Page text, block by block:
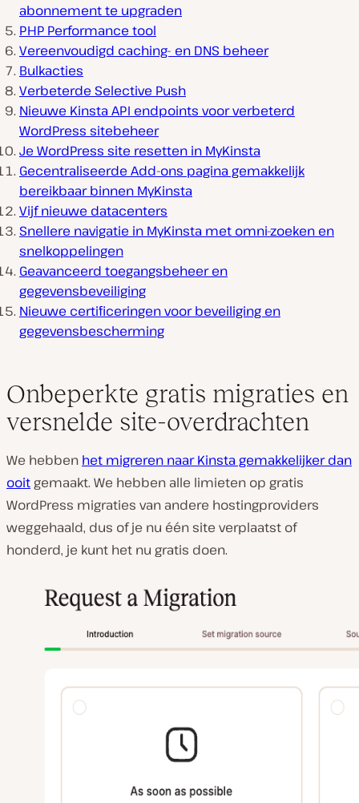
abonnement te upgraden
PHP Performance tool
Vereenvoudigd caching- en DNS beheer
Bulkacties
Verbeterde Selective Push
Nieuwe Kinsta API endpoints voor verbeterd
WordPress sitebeheer
Je WordPress site resetten in MyKinsta
Gecentraliseerde Add-ons pagina gemakkelijk
bereikbaar binnen MyKinsta
Vijf nieuwe datacenters
Snellere navigatie in MyKinsta met omni-zoeken en
snelkoppelingen
Geavanceerd toegangsbeheer en
gegevensbeveiliging
Nieuwe certificeringen voor beveiliging en
gegevensbescherming
Onbeperkte gratis migraties en
versnelde site-overdrachten
We hebben het migreren naar Kinsta gemakkelijker dan
ooit gemaakt. We hebben alle limieten op gratis
WordPress migraties van andere hostingproviders
weggehaald, dus of je nu één site verplaatst of
honderd, je kunt het nu gratis doen.